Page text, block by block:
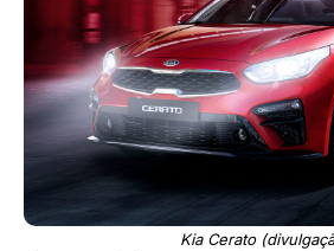
Kia Cerato